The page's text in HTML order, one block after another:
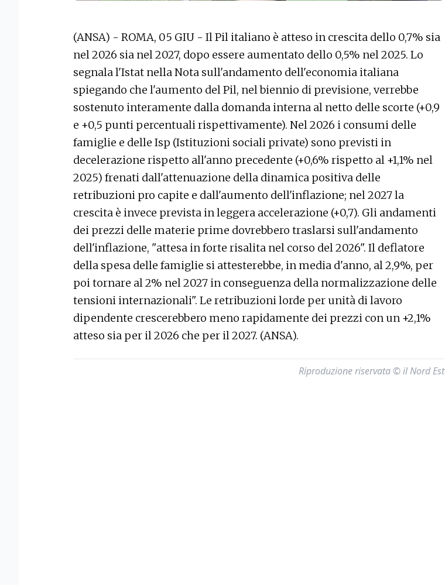
(ANSA) - ROMA, 05 GIU - Il Pil italiano è atteso in crescita dello 0,7% sia
nel 2026 sia nel 2027, dopo essere aumentato dello 0,5% nel 2025. Lo
segnala l'Istat nella Nota sull'andamento dell'economia italiana
spiegando che l'aumento del Pil, nel biennio di previsione, verrebbe
sostenuto interamente dalla domanda interna al netto delle scorte (+0,9
e +0,5 punti percentuali rispettivamente). Nel 2026 i consumi delle
famiglie e delle Isp (Istituzioni sociali private) sono previsti in
decelerazione rispetto all'anno precedente (+0,6% rispetto al +1,1% nel
2025) frenati dall'attenuazione della dinamica positiva delle
retribuzioni pro capite e dall'aumento dell'inflazione; nel 2027 la
crescita è invece prevista in leggera accelerazione (+0,7). Gli andamenti
dei prezzi delle materie prime dovrebbero traslarsi sull'andamento
dell'inflazione, "attesa in forte risalita nel corso del 2026". Il deflatore
della spesa delle famiglie si attesterebbe, in media d'anno, al 2,9%, per
poi tornare al 2% nel 2027 in conseguenza della normalizzazione delle
tensioni internazionali". Le retribuzioni lorde per unità di lavoro
dipendente crescerebbero meno rapidamente dei prezzi con un +2,1%
atteso sia per il 2026 che per il 2027. (ANSA).
Riproduzione riservata © il Nord Est